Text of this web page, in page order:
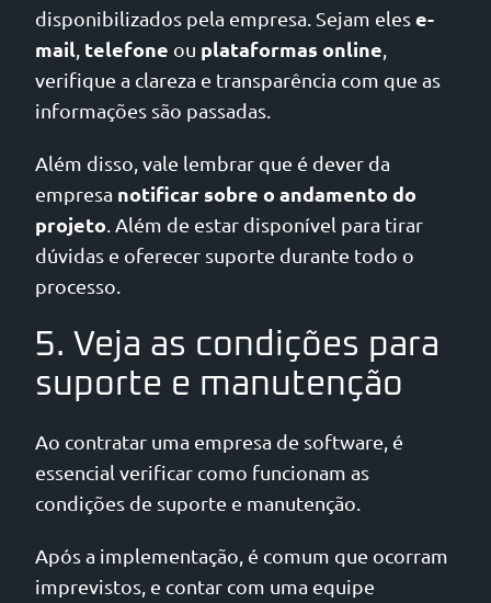
disponibilizados pela empresa. Sejam elese-
mail telefone ou plataformas online
verifique a clareza e transparência com que as
informações são passadas.
Além disso, vale lembrar que é dever da
empresa notificar sobre o andamento do
projeto . Além de estar disponível para tirar
dúvidas e oferecer suporte durante todo o
processo.
5. Veja as condições para
suporte e manutenção
Ao contratar uma empresa de software, é
essencial verificar como funcionam as
condições de suporte e manutenção.
Após a implementação, é comum que ocorram
imprevistos, e contar com uma equipe